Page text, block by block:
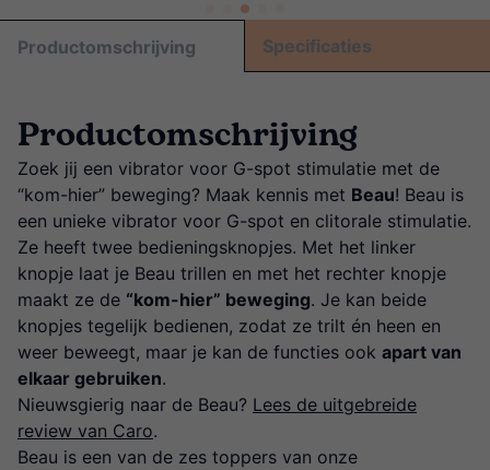
Productomschrijving Specificaties
Productomschrijving
Zoek jij een vibrator voor G-spot stimulatie met de
“kom-hier” beweging? Maak kennis met Beau! Beau is
een unieke vibrator voor G-spot en clitorale stimulatie.
Ze heeft twee bedieningsknopjes. Met het linker
knopje laat je Beau trillen en met het rechter knopje
maakt ze de “kom-hier” beweging. Je kan beide
knopjes tegelijk bedienen, zodat ze trilt én heen en
weer beweegt, maar je kan de functies ook apart van
elkaar gebruiken.
Nieuwsgierig naar de Beau? Lees de uitgebreide
review van Caro.
Beau is een van de zes toppers van onze